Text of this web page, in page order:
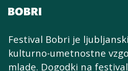
Festival Bobri je
kulturno-umetnostne
mlade. Dogodki na